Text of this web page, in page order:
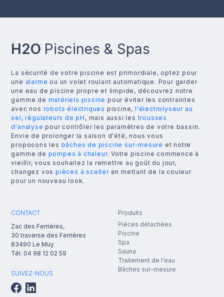
H2O Piscines & Spas
La sécurité de votre piscine est primordiale, optez pour
une alarme ou un volet roulant automatique. Pour garder
une eau de piscine propre et limpide, découvrez notre
gamme de matériels piscine pour éviter les contraintes
avec nos robots électriques piscine, l'électrolyseur au
sel ,régulateurs de pH , mais aussi lestrousses
d'analyse pour contrôler les paramètres de votre bassin.
Envie de prolonger la saison d'été, nous vous
proposons les bâches de piscine sur-mesure et notre
gamme de pompes à chaleur. Votre piscine commence à
vieillir, vous souhaitez la remettre au goût du jour,
changez vos pièces à scelleren mettant de la couleur
pour un nouveau look.
CONTACT
Zac des Ferrières,
30 traverse des Ferrières
83490 Le Muy
Tél. 04 98 12 02 59
SUIVEZ-NOUS
Produits
Pièces détachées
Piscine
Spa
Sauna
Traitement de l'eau
Bâches sur-mesure